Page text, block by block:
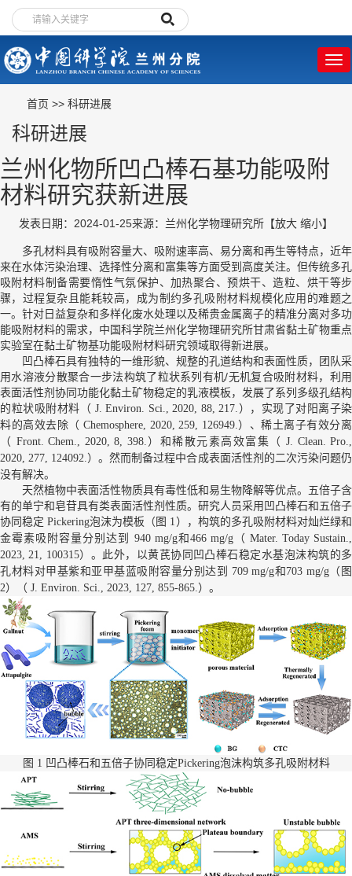
首页 >> 科研进展
科研进展
兰州化物所凹凸棒石基功能吸附
材料研究获新进展
发表日期：2024-01-25来源：兰州化学物理研究所 【放大 缩小】
多孔材料具有吸附容量大、吸附速率高、易分离和再生等特点，近年
来在水体污染治理、选择性分离和富集等方面受到高度关注。但传统多孔
吸附材料制备需要惰性气氛保护、加热聚合、预烘干、造粒、烘干等步
骤，过程复杂且能耗较高，成为制约多孔吸附材料规模化应用的难题之
一。针对日益复杂和多样化废水处理以及稀贵金属离子的精准分离对多功
能吸附材料的需求，中国科学院兰州化学物理研究所甘肃省黏土矿物重点
实验室在黏土矿物基功能吸附材料研究领域取得新进展。
凹凸棒石具有独特的一维形貌、规整的孔道结构和表面性质，团队采
用水溶液分散聚合一步法构筑了粒状系列有机/无机复合吸附材料，利用
表面活性剂协同功能化黏土矿物稳定的乳液模板，发展了系列多级孔结构
的粒状吸附材料（ J. Environ. Sci., 2020, 88, 217. ），实现了对阳离子染
料的高效去除（Chemosphere, 2020, 259, 126949.）、稀土离子有效分离
（ Front. Chem., 2020, 8, 398. ）和稀散元素高效富集（J. Clean. Pro.,
2020, 277, 124092.）。然而制备过程中合成表面活性剂的二次污染问题仍
没有解决。
天然植物中表面活性物质具有毒性低和易生物降解等优点。五倍子含
有的单宁和皂苷具有类表面活性剂性质。研究人员采用凹凸棒石和五倍子
协同稳定Pickering泡沫为模板（图 1 ），构筑的多孔吸附材料对灿烂绿和
金霉素吸附容量分别达到 940 mg/g和466 mg/g（ Mater. Today Sustain.,
2023, 21, 100315）。此外，以黄芪协同凹凸棒石稳定水基泡沫构筑的多
孔材料对甲基紫和亚甲基蓝吸附容量分别达到
709 mg/g和703 mg/g（图
2）（ J. Environ. Sci., 2023, 127, 855-865.）。
图 1 凹凸棒石和五倍子协同稳定Pickering泡沫构筑多孔吸附材料